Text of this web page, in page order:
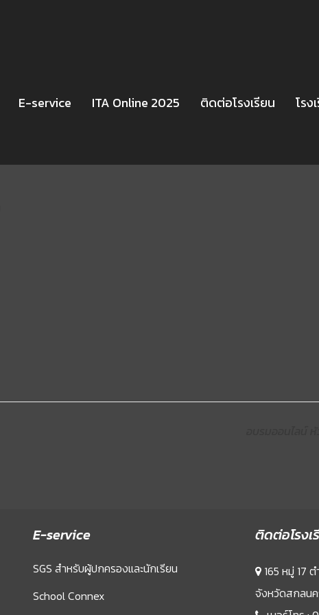
E-service ITA Online 2025 ติดต่อโรงเรียน โร
E-service
SGS สำหรับผู้ปกครองและนักเรียน
School Connex
ติดต่อโรงเ
165 หมู่ 17
จังหวัดสกลน